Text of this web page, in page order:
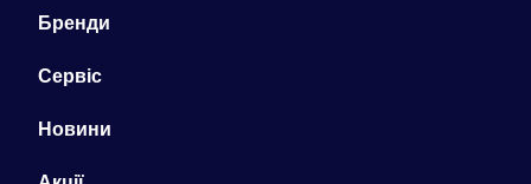
Бренди
Сервіс
Новини